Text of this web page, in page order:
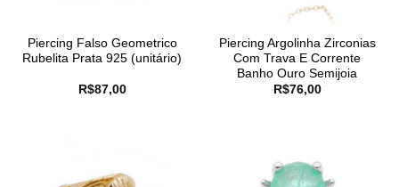
Piercing Falso Geometrico
Rubelita Prata 925 (unitário)
R$87,00
Piercing Argolinha Zirconias
Com Trava E Corrente
Banho Ouro Semijoia
R$76,00